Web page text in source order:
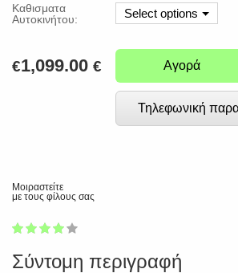
Καθισματα
Αυτοκινήτου:
Select options
€1,099.00 € Αγορά
Τηλεφωνική
Μοιραστείτε
με τους φίλους σας
1
2
3
4
5
Σύντομη περιγραφή